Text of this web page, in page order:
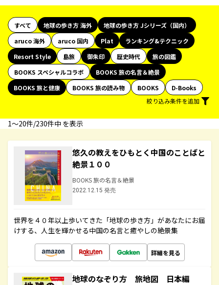
すべて 地球の歩き方 海外
地球の歩き方 Jシリーズ（国内）
aruco 海外
aruco 国内 Plat
ランキング&テクニック
Resort Style
島旅 御朱印 歴史時代
旅の図鑑
BOOKS スペシャルコラボ
BOOKS 旅の名言＆絶景
BOOKS 旅と健康
BOOKS 旅の読み物 BOOKS
D-Books
絞り込み条件を追加
1〜20件/230件中 を表示
悠久の教えをひもとく中国のことばと
絶景１００
BOOKS 旅の名言＆絶景
2022.12.15 発売
世界を４０年以上歩いてきた「地球の歩き方」があなたにお届
けする、人生を輝かせる中国の名言と癒やしの絶景集
詳細を見る
地球のなぞり方 旅地図 日本編